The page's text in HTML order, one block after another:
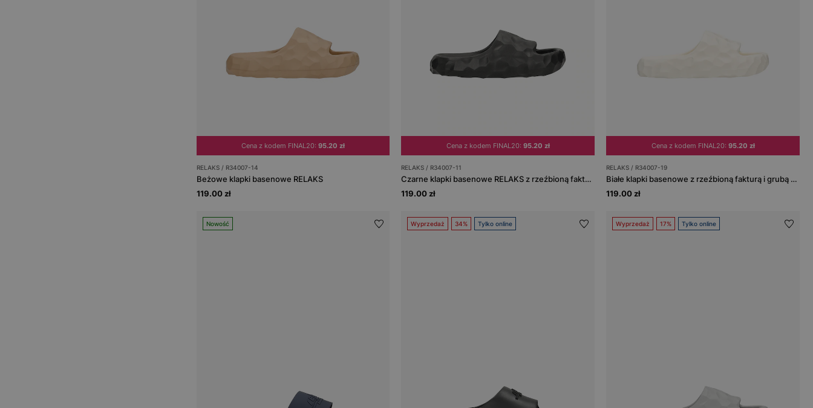
Cena z kodem FINAL20: 95.20 zł
RELAKS / R34007-14
Beżowe klapki basenowe RELAKS
119.00 zł
Cena z kodem FINAL20: 95.20 zł
RELAKS / R34007-11
Czarne klapki basenowe RELAKS z rzeźbioną fakturą i grubą podeszwą
119.00 zł
Cena z kodem FINAL20: 95.20 zł
RELAKS / R34007-19
Białe klapki basenowe z rzeźbioną fakturą i grubą podeszwą RELAKS
119.00 zł
Nowość Wyprzedaż 34% Tylko online Wyprzedaż 17% Tylko online